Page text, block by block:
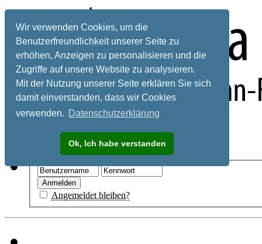
Wir verwenden Cookies, um die
Benutzerfreundlichkeit unserer Seite zu
erhöhen, Anzeigen zu personalisieren und die
Zugriffe auf unsere Website zu analysieren.
Mit der Nutzung unserer Seite erklären Sie sich
damit einverstanden, dass wir Cookies
verwenden. Datenschutzerklärung
Ok, Ich habe verstanden
Registrieren
Angemeldet bleiben?